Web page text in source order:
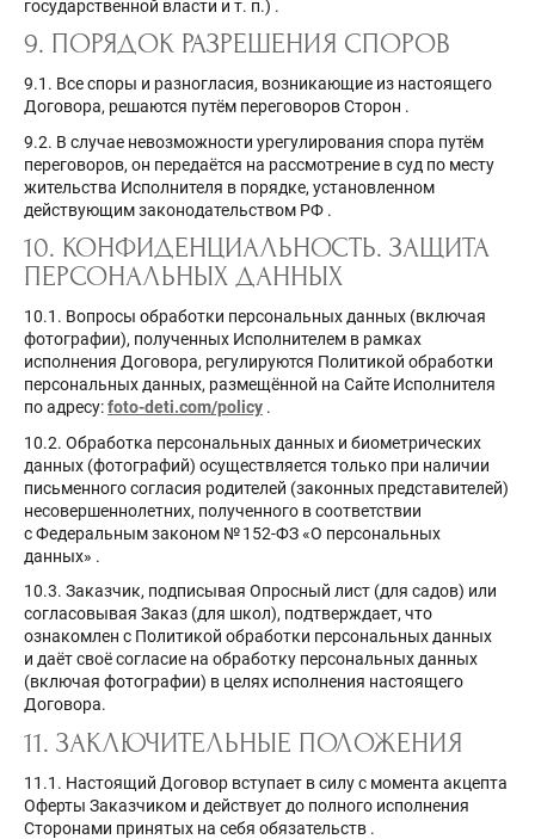
государственной власти и т. п.) .
9. ПОРЯДОК РАЗРЕШЕНИЯ СПОРОВ
9.1. Все споры и разногласия, возникающие из настоящего
Договора, решаются путём переговоров Сторон .
9.2. В случае невозможности урегулирования спора путём
переговоров, он передаётся на рассмотрение в суд по месту
жительства Исполнителя в порядке, установленном
действующим законодательством РФ .
10. КОНФИДЕНЦИАЛЬНОСТЬ. ЗАЩИТА
ПЕРСОНАЛЬНЫХ ДАННЫХ
10.1. Вопросы обработки персональных данных (включая
фотографии), полученных Исполнителем в рамках
исполнения Договора, регулируются Политикой обработки
персональных данных, размещённой на Сайте Исполнителя
по адресу:foto-deti.com/policy .
10.2. Обработка персональных данных и биометрических
данных (фотографий) осуществляется только при наличии
письменного согласия родителей (законных представителей)
несовершеннолетних, полученного в соответствии
с Федеральным законом № 152-ФЗ «О персональных
данных» .
10.3. Заказчик, подписывая Опросный лист (для садов) или
согласовывая Заказ (для школ), подтверждает, что
ознакомлен с Политикой обработки персональных данных
и даёт своё согласие на обработку персональных данных
(включая фотографии) в целях исполнения настоящего
Договора.
11. ЗАКЛЮЧИТЕЛЬНЫЕ ПОЛОЖЕНИЯ
11.1. Настоящий Договор вступает в силу с момента акцепта
Оферты Заказчиком и действует до полного исполнения
Сторонами принятых на себя обязательств .